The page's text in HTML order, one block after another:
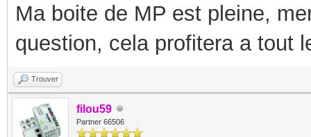
Ma boite de MP est pleine,
question, cela profitera a tout
Trouver
filou59
Partner 66506